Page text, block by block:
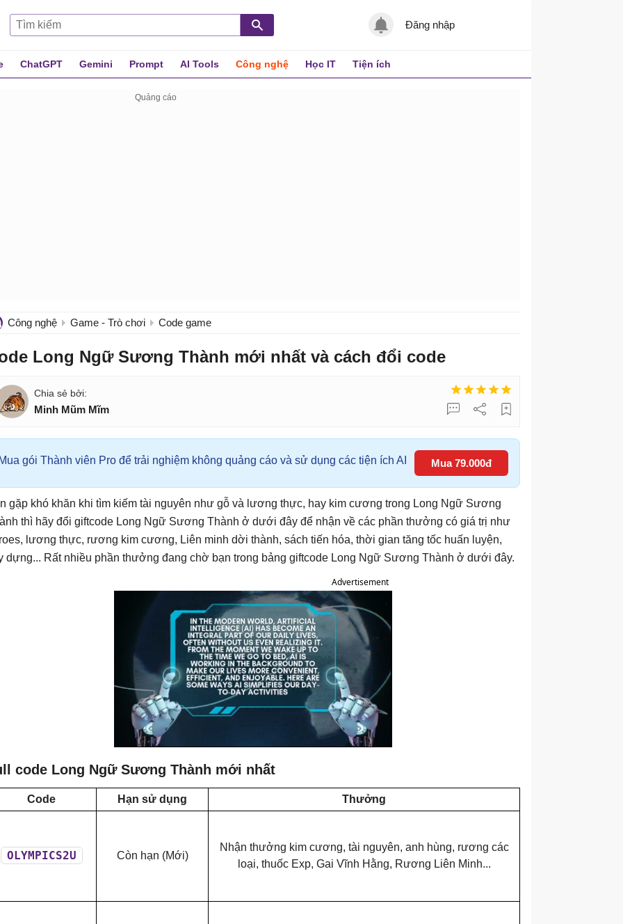
Đăng nhập
ChatGPT Gemini Prompt AI Tools Công nghệ Học IT Tiện ích
Công nghệ Game - Trò chơi Code game
Long Ngữ Sương Thành mới nhất và cách đổi code
Minh Mũm Mĩm
gói Thành viên Pro để trải nghiệm không quảng cáo và sử dụng các tiện ích AI Mua 79.000đ
gặp khó khăn khi tìm kiếm tài nguyên như gỗ và lương thực, hay kim cương trong Long Ngữ Sương
thì hãy đổi giftcode Long Ngữ Sương Thành ở dưới đây để nhận về các phần thưởng có giá trị như
lương thực, rương kim cương, Liên minh dời thành, sách tiến hóa, thời gian tăng tốc huấn luyện,
dựng... Rất nhiều phần thưởng đang chờ bạn trong bảng giftcode Long Ngữ Sương Thành ở dưới đây.
Advertisement
code Long Ngữ Sương Thành mới nhất
Code Hạn sử dụng Thưởng
OLYMPICS2U Còn hạn (Mới)
Nhận thưởng kim cương, tài nguyên, anh hùng, rương các
loại, thuốc Exp, Gai Vĩnh Hằng, Rương Liên Minh...